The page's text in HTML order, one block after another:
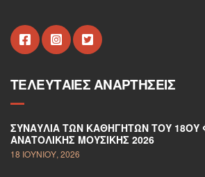
ΤΕΛΕΥΤΑΊΕΣ ΑΝΑΡΤΉΣΕΙΣ
ΣΥΝΑΥΛΊΑ ΤΩΝ ΚΑΘΗΓΗΤΏΝ ΤΟΥ 18ΟΥ
ΑΝΑΤΟΛΙΚΉΣ ΜΟΥΣΙΚΉΣ 2026
18 ΙΟΥΝΊΟΥ, 2026